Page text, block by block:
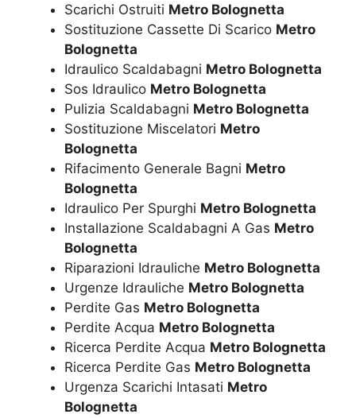
Scarichi Ostruiti Metro Bolognetta
Sostituzione Cassette Di Scarico Metro
Bolognetta
Idraulico Scaldabagni Metro Bolognetta
Sos Idraulico Metro Bolognetta
Pulizia Scaldabagni Metro Bolognetta
Sostituzione Miscelatori Metro
Bolognetta
Rifacimento Generale Bagni Metro
Bolognetta
Idraulico Per Spurghi Metro Bolognetta
Installazione Scaldabagni A Gas Metro
Bolognetta
Riparazioni Idrauliche Metro Bolognetta
Urgenze Idrauliche Metro Bolognetta
Perdite Gas Metro Bolognetta
Perdite Acqua Metro Bolognetta
Ricerca Perdite Acqua Metro Bolognetta
Ricerca Perdite Gas Metro Bolognetta
Urgenza Scarichi Intasati Metro
Bolognetta